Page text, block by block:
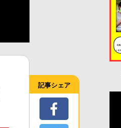
記事シェア